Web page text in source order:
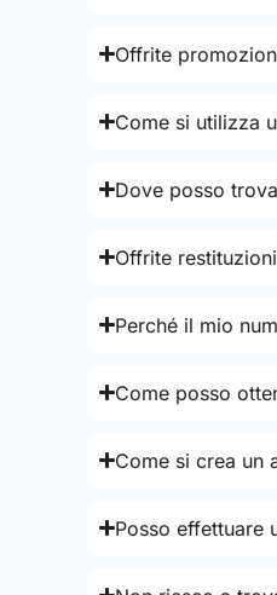
Offrite
Come si utilizza
Dove posso
Offrite
Perché il mio
Come posso
Come si crea un
Posso effettuare